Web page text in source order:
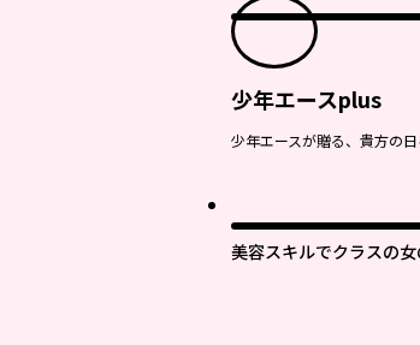
少年エースplus
少年エースが贈る、貴方の
美容スキルでクラスの